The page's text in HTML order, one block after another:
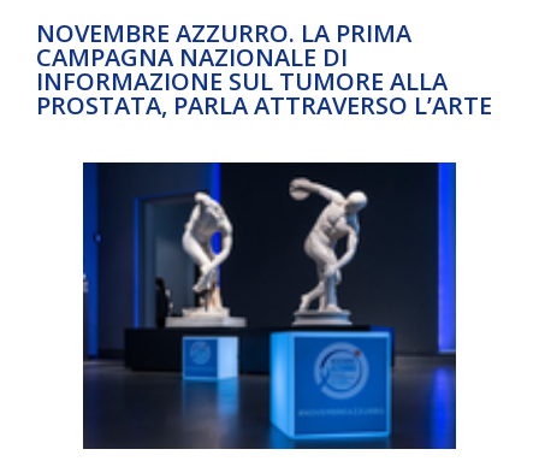
NOVEMBRE AZZURRO. LA PRIMA
CAMPAGNA NAZIONALE DI
INFORMAZIONE SUL TUMORE ALLA
PROSTATA, PARLA ATTRAVERSO L’ARTE